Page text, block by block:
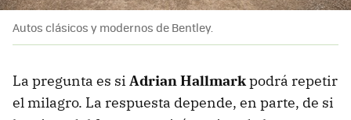
Autos clásicos y modernos de Bentley.
La pregunta es si Adrian Hallmarkpodrá repetir
el milagro. La respuesta depende, en parte, de si